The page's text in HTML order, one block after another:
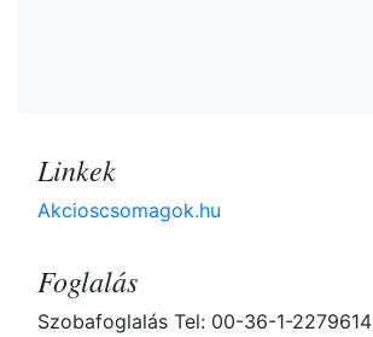
Linkek
Akcioscsomagok.hu
Foglalás
Szobafoglalás Tel: 00-36-1-2279614